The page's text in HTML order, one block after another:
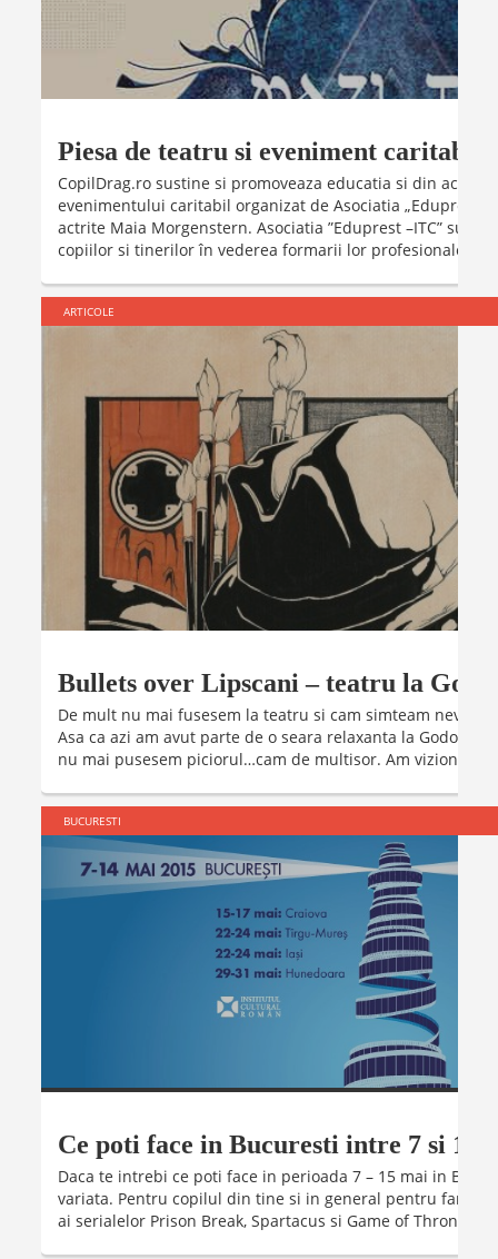
Piesa de teatru si eveniment caritabil
CopilDrag.ro sustine si promoveaza educatia si din acest
evenimentului caritabil organizat de Asociatia
actrite Maia Morgenstern. Asociatia ”Eduprest –ITC”
copiilor si tinerilor în vederea formarii lor profesionale. ...
ARTICOLE
Bullets over Lipscani – teatru la
De mult nu mai fusesem la teatru si cam simteam nevoia
Asa ca azi am avut parte de o seara relaxanta la Godot
nu mai pusesem piciorul…cam de multisor. Am vizionat
BUCURESTI
Ce poti face in Bucuresti intre 7 si 15
Daca te intrebi ce poti face in perioada 7 – 15 mai in
variata. Pentru copilul din tine si in general pentru fanii
ai serialelor Prison Break, Spartacus si Game of Thrones, ...